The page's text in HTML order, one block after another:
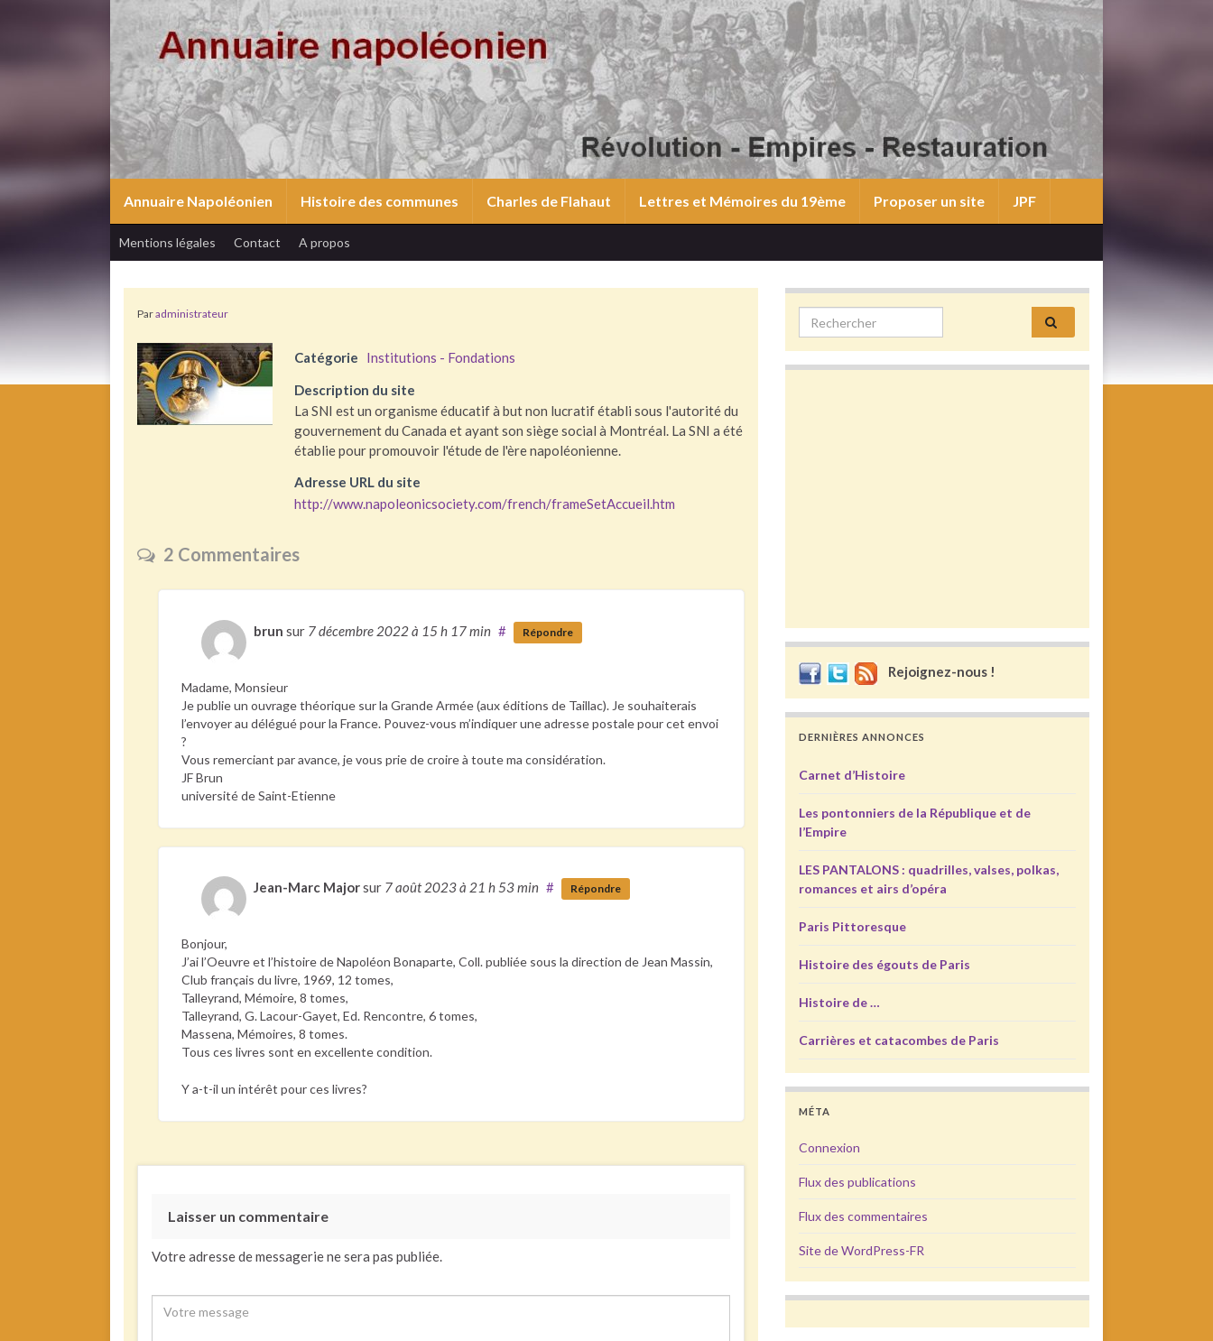
Annuaire Napoléonien Histoire des communes Charles de Flahaut Lettres et Mémoires du 19ème Proposer un site JPF
Mentions légales Contact A propos
Paradministrateur
Catégorie
Institutions - Fondations
Description du site
La SNI est un organisme éducatif à but non lucratif établi sous l'autorité du
gouvernement du Canada et ayant son siège social à Montréal. La SNI a été
établie pour promouvoir l'étude de l'ère napoléonienne.
Adresse URL du site
http://www.napoleonicsociety.com/french/frameSetAccueil.htm
2 Commentaires
brun sur 7 décembre 2022à 15 h 17 min # Répondre
Madame, Monsieur
Je publie un ouvrage théorique sur la Grande Armée (aux éditions de Taillac). Je souhaiterais
l’envoyer au délégué pour la France. Pouvez-vous m’indiquer une adresse postale pour cet envoi
?
Vous remerciant par avance, je vous prie de croire à toute ma considération.
JF Brun
université de Saint-Etienne
Jean-Marc Majorsur 7 août 2023à 21 h 53 min # Répondre
Bonjour,
J’ai l’Oeuvre et l’histoire de Napoléon Bonaparte, Coll. publiée sous la direction de Jean Massin,
Club français du livre, 1969, 12 tomes,
Talleyrand, Mémoire, 8 tomes,
Talleyrand, G. Lacour-Gayet, Ed. Rencontre, 6 tomes,
Massena, Mémoires, 8 tomes.
Tous ces livres sont en excellente condition.
Y a-t-il un intérêt pour ces livres?
Laisser un commentaire
Votre adresse de messagerie ne sera pas publiée.
Search for:
Rejoignez-nous !
DERNIÈRES ANNONCES
Carnet d’Histoire
Les pontonniers de la République et de
l’Empire
LES PANTALONS : quadrilles, valses, polkas,
romances et airs d’opéra
Paris Pittoresque
Histoire des égouts de Paris
Histoire de …
Carrières et catacombes de Paris
MÉTA
Connexion
Flux des publications
Flux des commentaires
Site de WordPress-FR